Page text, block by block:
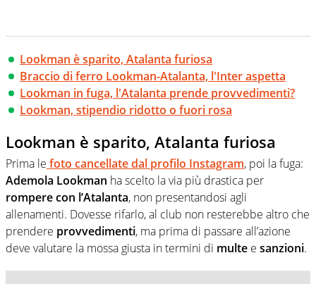
Lookman è sparito, Atalanta furiosa
Braccio di ferro Lookman-Atalanta, l'Inter aspetta
Lookman in fuga, l'Atalanta prende provvedimenti?
Lookman, stipendio ridotto o fuori rosa
Lookman è sparito, Atalanta furiosa
Prima le foto cancellate dal profilo Instagram, poi la fuga:
Ademola Lookman ha scelto la via più drastica per
rompere con l’Atalanta, non presentandosi agli
allenamenti. Dovesse rifarlo, al club non resterebbe altro che
prendere provvedimenti, ma prima di passare all’azione
deve valutare la mossa giusta in termini di multe e sanzioni.